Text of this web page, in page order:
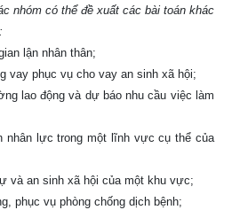
nhóm có thể đề xuất các bài toán khác
lận nhân thân;
vay phục vụ cho vay an sinh xã hội;
lao động và dự báo nhu cầu việc làm
nhân lực trong một lĩnh vực cụ thể của
và an sinh xã hội của một khu vực;
phục vụ phòng chống dịch bệnh;